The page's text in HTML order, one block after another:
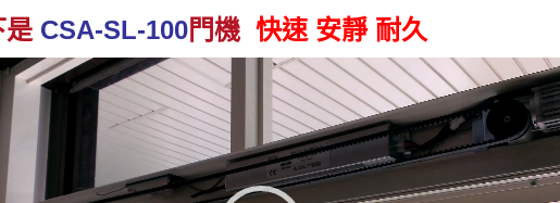
是 CSA-SL-100門機 快速 安靜 耐久